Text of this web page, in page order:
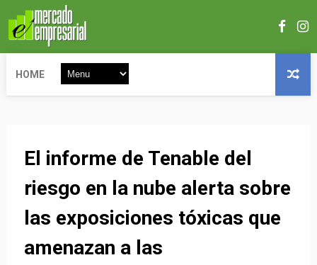
HOME
El informe de Tenable del
riesgo en la nube alerta sobre
las exposiciones tóxicas que
amenazan a las